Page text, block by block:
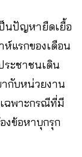
นปัญหายืดเยื้อ
แรกของเดือน
ะชาชนเดิน
ากับหน่วยงาน
ฉพาะกรณีที่มี
งข้อหาบุกรุก